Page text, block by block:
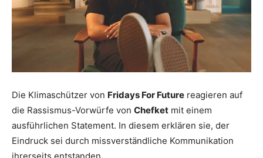
Die Klimaschützer von Fridays For Future reagieren auf
die Rassismus-Vorwürfe von Chefket mit einem
ausführlichen Statement. In diesem erklären sie, der
Eindruck sei durch missverständliche Kommunikation
ihrerseits entstanden.